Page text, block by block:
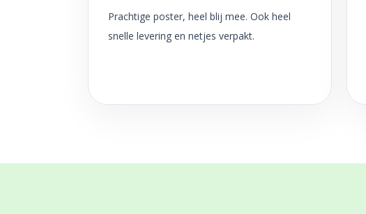
Prachtige poster, heel blij mee. Ook heel
snelle levering en netjes verpakt.